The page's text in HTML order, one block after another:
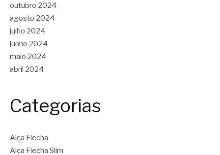
outubro 2024
agosto 2024
julho 2024
junho 2024
maio 2024
abril 2024
Categorias
Alça Flecha
Alça Flecha Slim